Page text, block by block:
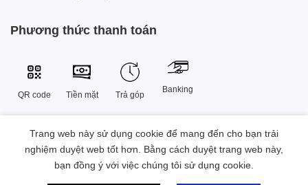
Phương thức thanh toán
QR code Tiền mặt Trả góp
Banking
Công Ty TNHH Công Nghệ Sáng Tạo Xtech Việt Nam
38 Đường Số 9 , Khu đô thị Vạn Phúc, Phường Hiệp Bình, Thành
phố Hồ Chí Minh, Việt Nam.
Trang web này sử dụng cookie để mang đến cho bạn trải
nghiệm duyệt web tốt hơn. Bằng cách duyệt trang web này,
bạn đồng ý với việc chúng tôi sử dụng cookie.